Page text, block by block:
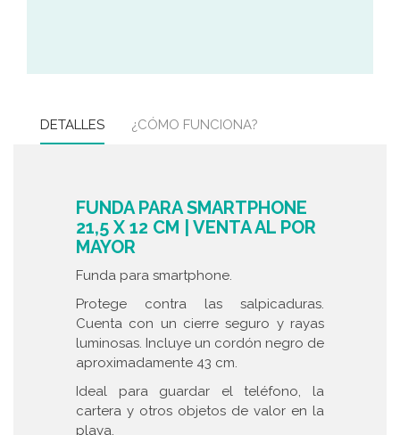
DETALLES ¿CÓMO FUNCIONA?
FUNDA PARA SMARTPHONE
21,5 X 12 CM | VENTA AL POR
MAYOR
Funda para smartphone.
Protege contra las salpicaduras.
Cuenta con un cierre seguro y rayas
luminosas. Incluye un cordón negro de
aproximadamente 43 cm.
Ideal para guardar el teléfono, la
cartera y otros objetos de valor en la
playa.